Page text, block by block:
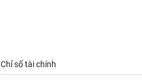
Chỉ số tài chính